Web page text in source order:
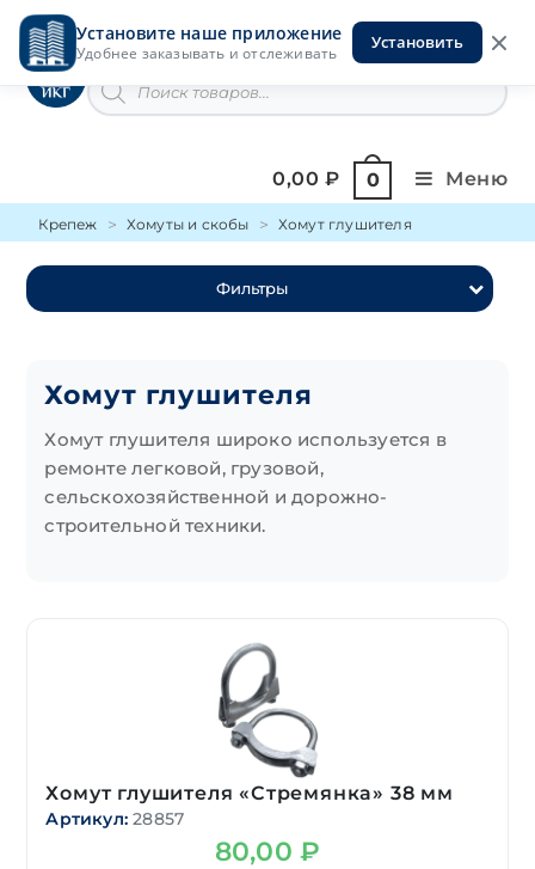
Установите наше приложение
Удобнее заказывать и отслеживать
Установить
Перейти
содержимомуИнструменты на Горской
товаров
0,00₽ 0 Меню
Крепеж Хомуты и скобы Хомут глушителя
Фильтры
Хомут глушителя
Хомут глушителя широко используется в
ремонте легковой, грузовой,
сельскохозяйственной и дорожно-
строительной техники.
Хомут глушителя «Стремянка» 38 мм
Артикул: 28857
80,00 ₽